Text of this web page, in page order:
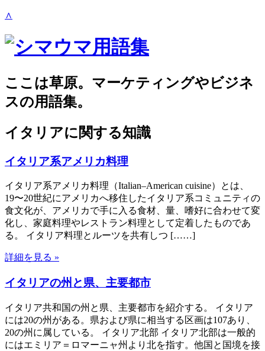
∧
ここは草原。マーケティングやビジネ
スの用語集。
イタリアに関する知識
イタリア系アメリカ料理
イタリア系アメリカ料理（Italian–American cuisine）とは、
19〜20世紀にアメリカへ移住したイタリア系コミュニティの
食文化が、アメリカで手に入る食材、量、嗜好に合わせて変
化し、家庭料理やレストラン料理として定着したものであ
る。 イタリア料理とルーツを共有しつ [……]
詳細を見る »
イタリアの州と県、主要都市
イタリア共和国の州と県、主要都市を紹介する。 イタリア
には20の州がある。県および県に相当する区画は107あり、
20の州に属している。 イタリア北部 イタリア北部は一般的
にはエミリア＝ロマーニャ州より北を指す。他国と国境を接